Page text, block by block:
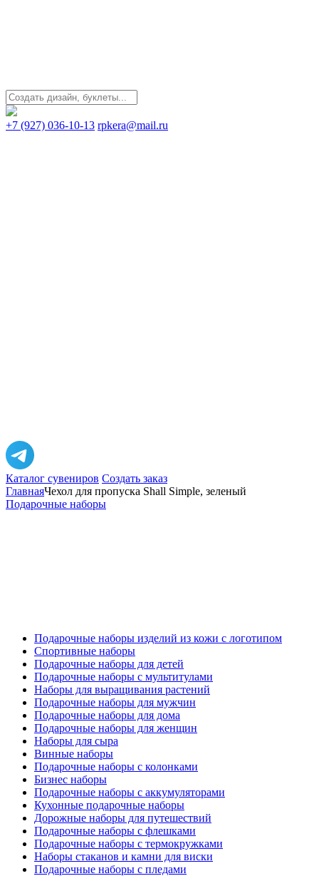
+7 (927) 036-10-13 rpkera@mail.ru
Каталог сувениров Создать заказ
ГлавнаяЧехол для пропуска Shall Simple, зеленый
Подарочные наборы
Подарочные наборы изделий из кожи с логотипом
Спортивные наборы
Подарочные наборы для детей
Подарочные наборы с мультитулами
Наборы для выращивания растений
Подарочные наборы для мужчин
Подарочные наборы для дома
Подарочные наборы для женщин
Наборы для сыра
Винные наборы
Подарочные наборы с колонками
Бизнес наборы
Подарочные наборы с аккумуляторами
Кухонные подарочные наборы
Дорожные наборы для путешествий
Подарочные наборы с флешками
Подарочные наборы с термокружками
Наборы стаканов и камни для виски
Подарочные наборы с пледами